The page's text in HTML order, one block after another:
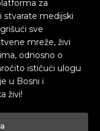
za
stvarate medijski
sve
mreže, živi
odnosno o
ističući ulogu
u Bosni i
živi!